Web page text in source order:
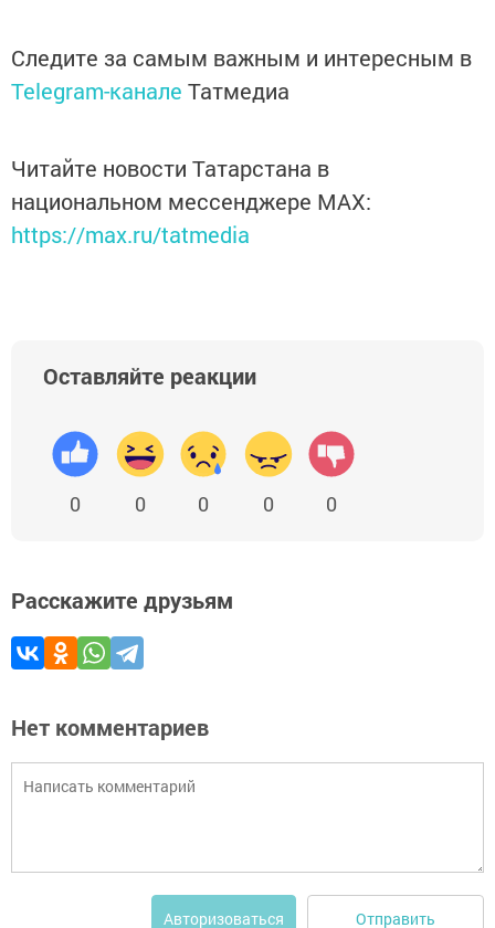
Следите за самым важным и интересным в
Telegram-канале Татмедиа
Читайте новости Татарстана в
национальном мессенджере MАХ:
https://max.ru/tatmedia
Оставляйте реакции
0 0 0 0 0
Расскажите друзьям
Нет комментариев
Авторизоваться Отправить